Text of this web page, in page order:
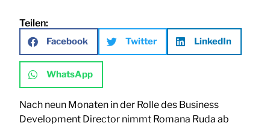
Teilen:
Facebook Twitter LinkedIn
WhatsApp
Nach neun Monaten in der Rolle des Business
Development Director nimmt Romana Ruda ab